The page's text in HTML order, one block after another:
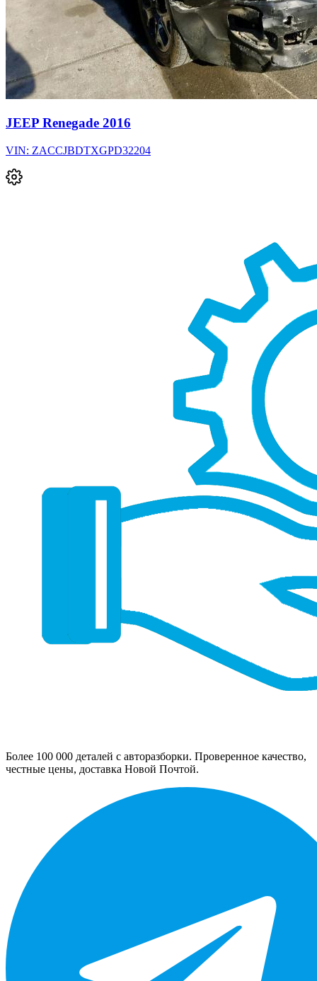
JEEP Renegade 2016
VIN: ZACCJBDTXGPD32204
Более 100 000 деталей с авторазборки. Проверенное качество,
честные цены, доставка Новой Почтой.